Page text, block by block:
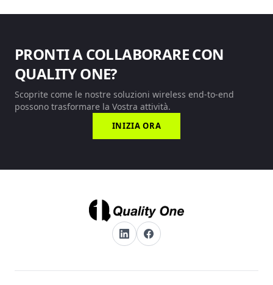
PRONTI A COLLABORARE CON
QUALITY ONE?
Scoprite come le nostre soluzioni wireless end-to-end
possono trasformare la Vostra attività.
INIZIA ORA